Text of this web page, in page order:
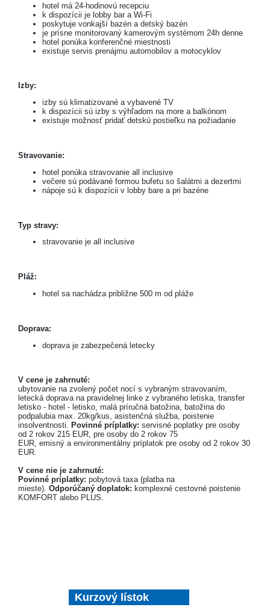
hotel má 24-hodinovú recepciu
k dispozícii je lobby bar a Wi-Fi
poskytuje vonkajší bazén a detský bazén
je prísne monitorovaný kamerovým systémom 24h denne
hotel ponúka konferenčné miestnosti
existuje servis prenájmu automobilov a motocyklov
Izby:
izby sú klimatizované a vybavené TV
k dispozícii sú izby s výhľadom na more a balkónom
existuje možnosť pridať detskú postieľku na požiadanie
Stravovanie:
hotel ponúka stravovanie all inclusive
večere sú podávané formou bufetu so šalátmi a dezertmi
nápoje sú k dispozícii v lobby bare a pri bazéne
Typ stravy:
stravovanie je all inclusive
Pláž:
hotel sa nachádza približne 500 m od pláže
Doprava:
doprava je zabezpečená letecky
V cene je zahrnuté:
ubytovanie na zvolený počet nocí s vybraným stravovaním,
letecká doprava na pravidelnej linke z vybraného letiska, transfer
letisko - hotel - letisko, malá príručná batožina, batožina do
podpalubia max. 20kg/kus, asistenčná služba, poistenie
insolventnosti. Povinné príplatky: servisné poplatky pre osoby
od 2 rokov 215 EUR, pre osoby do 2 rokov 75
EUR, emisný a environmentálny príplatok pre osoby od 2 rokov 30
EUR.
V cene nie je zahrnuté:
Povinné príplatky: pobytová taxa (platba na
mieste). Odporúčaný doplatok: komplexné cestovné poistenie
KOMFORT alebo PLUS.
Kurzový lístok